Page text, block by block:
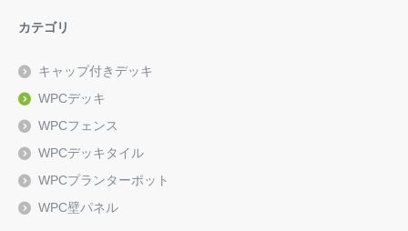
カテゴリ
キャップ付きデッキ
WPCデッキ
WPCフェンス
WPCデッキタイル
WPCプランターポット
WPC壁パネル